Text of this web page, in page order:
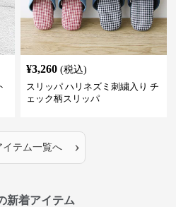
¥3,260 (税込)
スリッパ ハリネズミ刺繍入り チ
ェック柄スリッパ
イテム一覧へ ›
新着アイテム